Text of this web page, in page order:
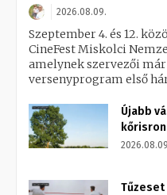
2026.08.09.
Szeptember 4. és 12.
CineFest Miskolci
amelynek szervezői
versenyprogram első
Újabb
Tűzeset